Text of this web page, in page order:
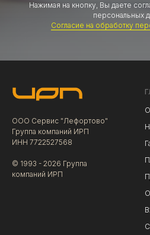
Нажимая на кнопку, Вы даете
персональных
Согласие на обработку
ООО Сервис "Лефортово"
Группа компаний ИРП
ИНН 7722527568
© 1993 - 2026 Группа
компаний ИРП